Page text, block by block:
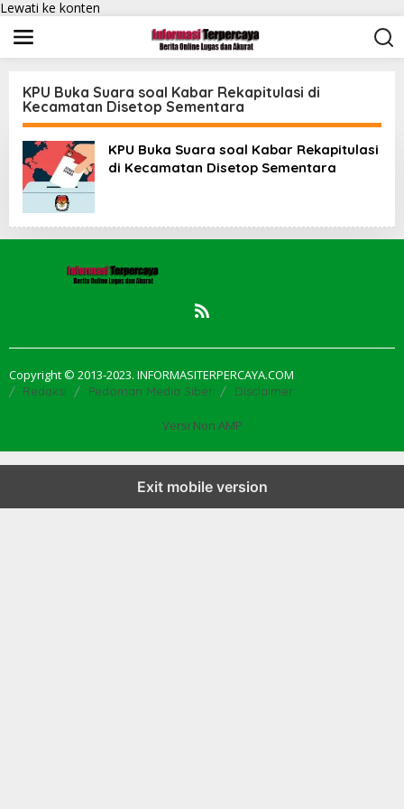
Lewati ke konten
KPU Buka Suara soal Kabar Rekapitulasi di
Kecamatan Disetop Sementara
KPU Buka Suara soal Kabar Rekapitulasi
di Kecamatan Disetop Sementara
Copyright © 2013-2023. INFORMASITERPERCAYA.COM
Redaksi Pedoman Media Siber Disclaimer
Versi Non AMP
Exit mobile version